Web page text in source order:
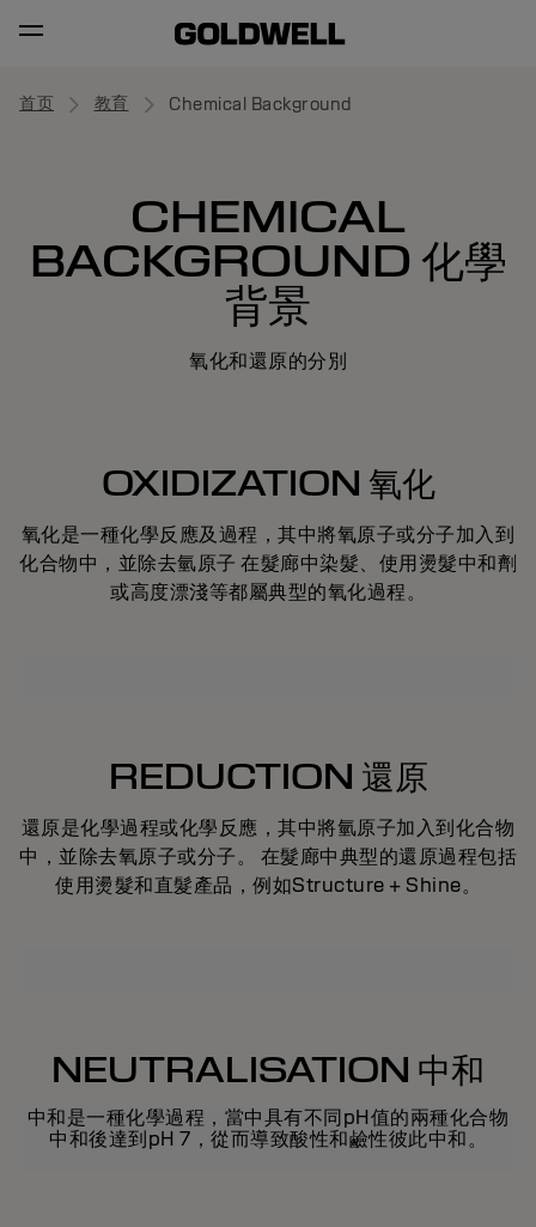
首页 教育 Chemical Background
CHEMICAL
BACKGROUND 化學
背景
氧化和還原的分別
OXIDIZATION 氧化
氧化是一種化學反應及過程，其中將氧原子或分子加入到
化合物中，並除去氫原子 在髮廊中染髮、使用燙髮中和劑
或高度漂淺等都屬典型的氧化過程。
REDUCTION 還原
還原是化學過程或化學反應，其中將氫原子加入到化合物
中，並除去氧原子或分子。 在髮廊中典型的還原過程包括
使用燙髮和直髮產品，例如Structure + Shine。
NEUTRALISATION 中和
中和是一種化學過程，當中具有不同pH值的兩種化合物
中和後達到pH 7，從而導致酸性和鹼性彼此中和。